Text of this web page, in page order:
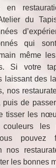
en
Atelier du
qui
même
Si votre
laissant des
nos
puis de
tisser les
couleurs les
pouvez
nos
les bonnes